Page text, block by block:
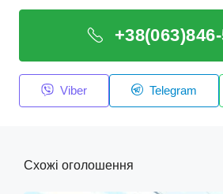
Viber Telegram
Схожі оголошення